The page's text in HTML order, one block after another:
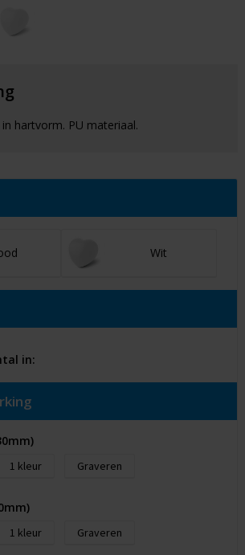
hartvorm. PU materiaal.
Wit
in:
1 Graveren
1 Graveren